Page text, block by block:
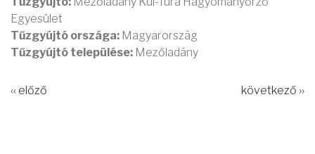
Egyesület
Tűzgyújtó országa: Magyarország
Tűzgyújtó települése: Mezőladány
‹‹ előző következő ››